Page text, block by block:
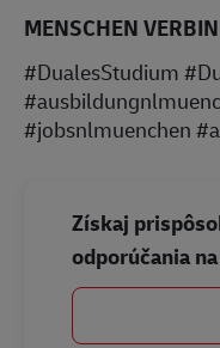
MENSCHEN
#DualesStudium
#jobsnlmuenchen
Získaj
odporúčania